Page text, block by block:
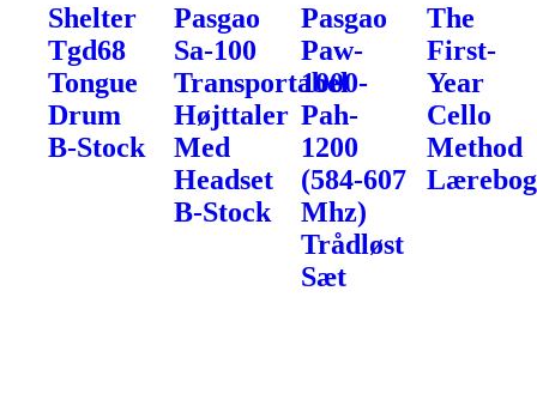
Shelter
Tgd68
Tongue
Drum
B-Stock
Pasgao
Sa-100
Transportabel
Højttaler
Med
Headset
B-Stock
Pasgao
Paw-
1000-
Pah-
1200
(584-607
Mhz)
Trådløst
Sæt
The
First-
Year
Cello
Method
Lærebog